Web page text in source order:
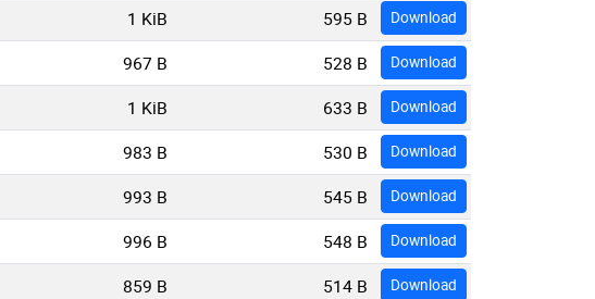
1 KiB 595 B Download
967 B 528 B Download
1 KiB 633 B Download
983 B 530 B Download
993 B 545 B Download
996 B 548 B Download
859 B 514 B Download